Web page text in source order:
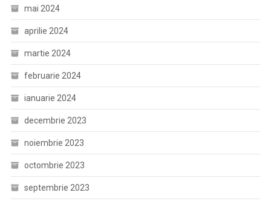
mai 2024
aprilie 2024
martie 2024
februarie 2024
ianuarie 2024
decembrie 2023
noiembrie 2023
octombrie 2023
septembrie 2023